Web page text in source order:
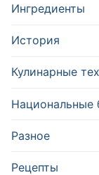
Ингредиенты
История
Кулинарные
Национальные
Разное
Рецепты